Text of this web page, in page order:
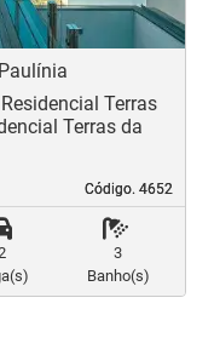
Código. 4652
Código. 4652
Terras
Terras da
3
Banho(s)